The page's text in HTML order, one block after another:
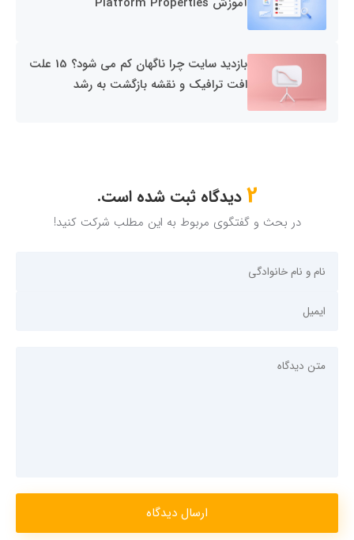
بازدید سایت چرا ناگهان کم می شود؟ 15 علت
افت ترافیک و نقشه بازگشت به رشد
2دیدگاه ثبت شده است.
در بحث و گفتگوی مربوط به این مطلب شرکت کنید!
ارسال دیدگاه